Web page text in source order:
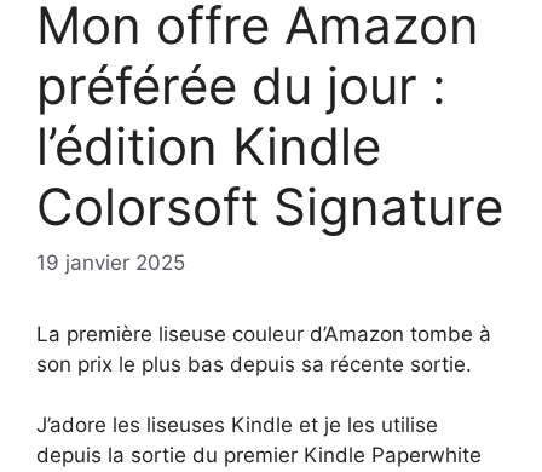
Mon offre Amazon
préférée du jour :
l’édition Kindle
Colorsoft Signature
19 janvier 2025
La première liseuse couleur d’Amazon tombe à
son prix le plus bas depuis sa récente sortie.
J’adore les liseuses Kindle et je les utilise
depuis la sortie du premier Kindle Paperwhite